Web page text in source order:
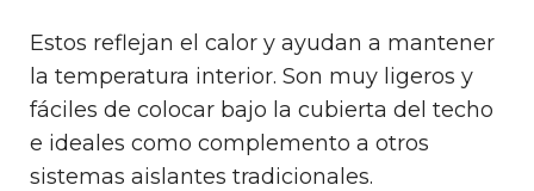
Estos reflejan el calor y ayudan a mantener
la temperatura interior. Son muy ligeros y
fáciles de colocar bajo la cubierta del techo
e ideales como complemento a otros
sistemas aislantes tradicionales.